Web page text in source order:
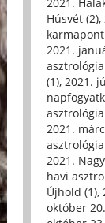
Húsvét (2),
2021.
(1), 2021.
2021.
2021.
havi
Újhold (1),
október